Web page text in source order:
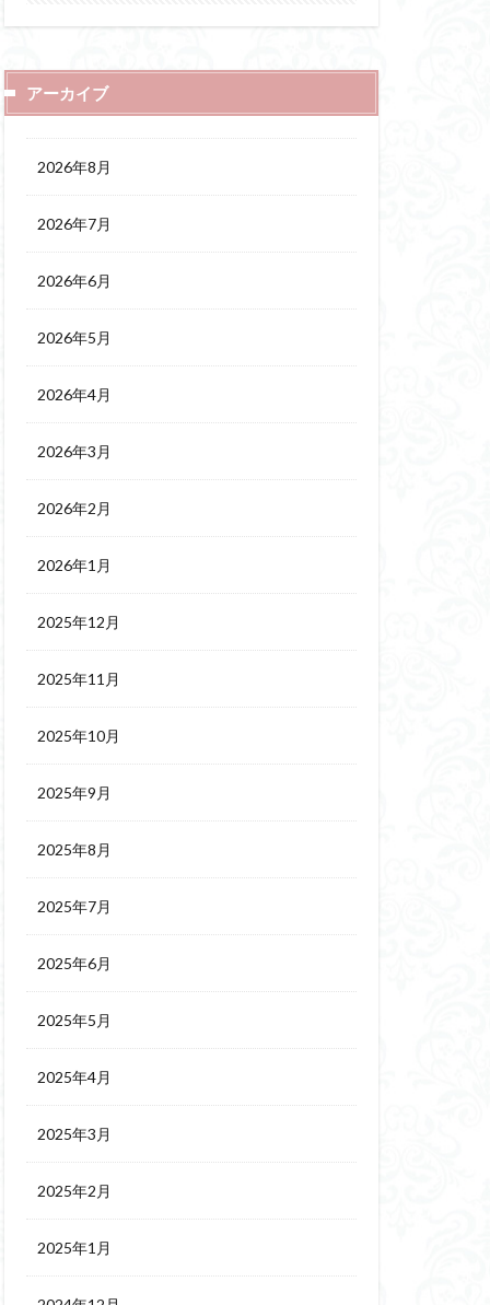
アーカイブ
2026年8月
2026年7月
2026年6月
2026年5月
2026年4月
2026年3月
2026年2月
2026年1月
2025年12月
2025年11月
2025年10月
2025年9月
2025年8月
2025年7月
2025年6月
2025年5月
2025年4月
2025年3月
2025年2月
2025年1月